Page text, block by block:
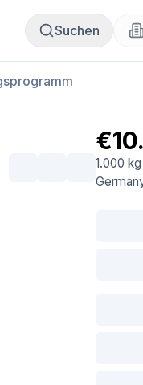
Suchen
1.000 kg